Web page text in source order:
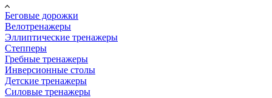
Беговые дорожки
Велотренажеры
Эллиптические тренажеры
Степперы
Гребные тренажеры
Инверсионные столы
Детские тренажеры
Силовые тренажеры